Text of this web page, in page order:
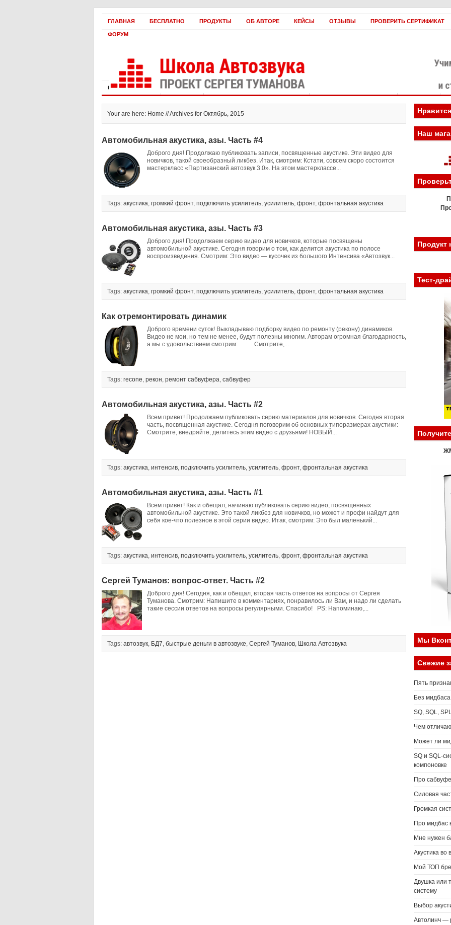
ГЛАВНАЯ БЕСПЛАТНО ПРОДУКТЫ ОБ АВТОРЕ КЕЙСЫ ОТЗЫВЫ ПРОВЕРИТЬ СЕРТИФИКАТ
ФОРУМ
Статьи и видео Интервью Как оплатить? Заработать!
Your are here: Home // Archives for Октябрь, 2015
Автомобильная акустика, азы. Часть #4
Доброго дня! Продолжаю публиковать записи, посвященные акустике. Эти видео для
новичков, такой своеобразный ликбез. Итак, смотрим: Кстати, совсем скоро состоится
мастеркласс «Партизанский автозвук 3.0». На этом мастерклассе...
Tags: акустика, громкий фронт, подключить усилитель, усилитель, фронт, фронтальная акустика
Автомобильная акустика, азы. Часть #3
Доброго дня! Продолжаем серию видео для новичков, которые посвящены
автомобильной акустике. Сегодня говорим о том, как делится акустика по полосе
воспроизведения. Смотрим: Это видео — кусочек из большого Интенсива «Автозвук...
Tags: акустика, громкий фронт, подключить усилитель, усилитель, фронт, фронтальная акустика
Как отремонтировать динамик
Доброго времени суток! Выкладываю подборку видео по ремонту (рекону) динамиков.
Видео не мои, но тем не менее, будут полезны многим. Авторам огромная благодарность,
а мы с удовольствием смотрим: Смотрите,...
Tags: recone, рекон, ремонт сабвуфера, сабвуфер
Автомобильная акустика, азы. Часть #2
Всем привет! Продолжаем публиковать серию материалов для новичков. Сегодня вторая
часть, посвященная акустике. Сегодня поговорим об основных типоразмерах акустики:
Смотрите, внедряйте, делитесь этим видео с друзьями! НОВЫЙ...
Tags: акустика, интенсив, подключить усилитель, усилитель, фронт, фронтальная акустика
Автомобильная акустика, азы. Часть #1
Всем привет! Как и обещал, начинаю публиковать серию видео, посвященных
автомобильной акустике. Это такой ликбез для новичков, но может и профи найдут для
себя кое-что полезное в этой серии видео. Итак, смотрим: Это был маленький...
Tags: акустика, интенсив, подключить усилитель, усилитель, фронт, фронтальная акустика
Сергей Туманов: вопрос-ответ. Часть #2
Доброго дня! Сегодня, как и обещал, вторая часть ответов на вопросы от Сергея
Туманова. Смотрим: Напишите в комментариях, понравилось ли Вам, и надо ли сделать
такие сессии ответов на вопросы регулярными. Спасибо! PS: Напоминаю,...
Tags: автозвук, БД7, быстрые деньги в автозвуке, Сергей Туманов, Школа Автозвука
Наш
Продукт
Тест-
Мы
Свежие
Пять
Без
SQ, SQL,
Чем
Может ли
SQ и SQL-
компоновке
Про
Силовая
Громкая
Про мидбас
Мне нужен
Акустика во
Мой ТОП
Двушка или
систему
Выбор
Автолинч —